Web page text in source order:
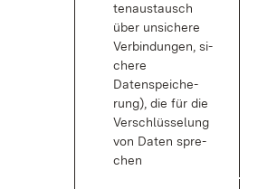
ten­aus­tausch
über un­si­che­re
Ver­bin­dun­gen, si­
che­re
Da­ten­spei­che­
rung), die für die
Ver­schlüs­se­lung
von Da­ten spre­
chen